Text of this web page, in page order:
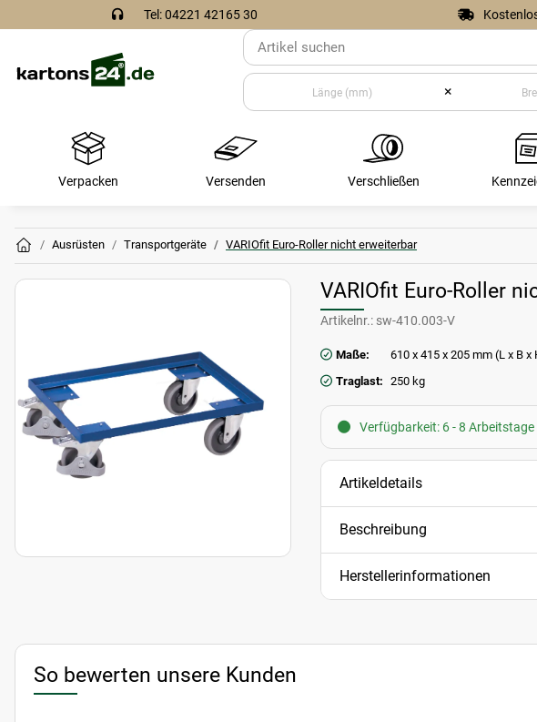
Tel: 04221 42165 30
×
Verpacken Versenden Verschließen
Ausrüsten Transportgeräte VARIOfit Euro-Roller nicht erweiterbar
VARIOfit Euro-Roller
Artikelnr.: sw-410.003-V
Maße: 610 x 415 x 205 mm (L x B x
Traglast: 250 kg
Verfügbarkeit: 6 - 8 Arbeitstage
Artikeldetails
Beschreibung
Herstellerinformationen
So bewerten unsere Kunden